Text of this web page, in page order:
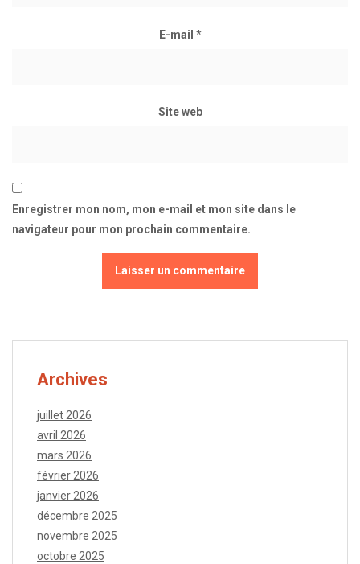
E-mail *
Site web
Enregistrer mon nom, mon e-mail et mon site dans le
navigateur pour mon prochain commentaire.
Archives
juillet 2026
avril 2026
mars 2026
février 2026
janvier 2026
décembre 2025
novembre 2025
octobre 2025